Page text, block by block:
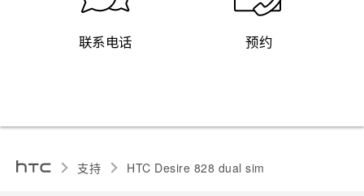
联系电话 预约
支持 HTC Desire 828 dual sim‎